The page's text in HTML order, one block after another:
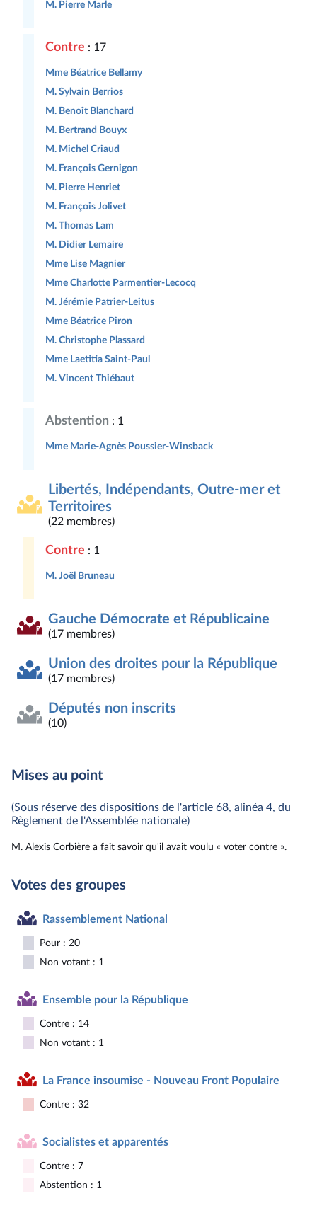
M. Pierre Marle
Contre : 17
Mme Béatrice Bellamy
M. Sylvain Berrios
M. Benoît Blanchard
M. Bertrand Bouyx
M. Michel Criaud
M. François Gernigon
M. Pierre Henriet
M. François Jolivet
M. Thomas Lam
M. Didier Lemaire
Mme Lise Magnier
Mme Charlotte Parmentier-Lecocq
M. Jérémie Patrier-Leitus
Mme Béatrice Piron
M. Christophe Plassard
Mme Laetitia Saint-Paul
M. Vincent Thiébaut
Abstention : 1
Mme Marie-Agnès Poussier-Winsback
Libertés, Indépendants, Outre-mer et
Territoires
(22 membres)
Contre : 1
M. Joël Bruneau
Gauche Démocrate et Républicaine
(17 membres)
Union des droites pour la République
(17 membres)
Députés non inscrits
(10)
Mises au point
(Sous réserve des dispositions de l'article 68, alinéa 4, du
Règlement de l'Assemblée nationale)
M. Alexis Corbière a fait savoir qu'il avait voulu « voter contre ».
Votes des groupes
Rassemblement National
Pour : 20
Non votant : 1
Ensemble pour la République
Contre : 14
Non votant : 1
La France insoumise - Nouveau Front Populaire
Contre : 32
Socialistes et apparentés
Contre : 7
Abstention : 1